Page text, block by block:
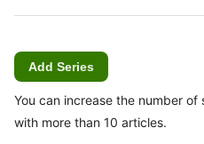
Add Series
You can increase the number of
with more than 10 articles.